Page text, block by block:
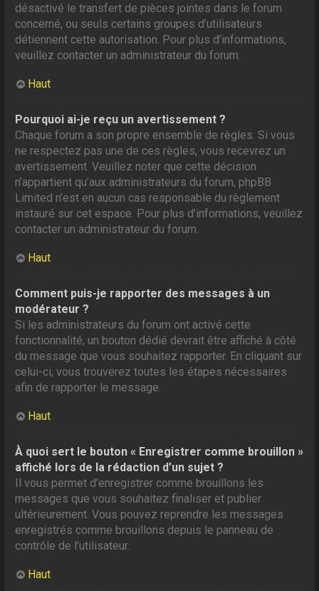
désactivé le transfert de pièces jointes dans le forum
concerné, ou seuls certains groupes d’utilisateurs
détiennent cette autorisation. Pour plus d’informations,
veuillez contacter un administrateur du forum.
Haut
Pourquoi ai-je reçu un avertissement ?
Chaque forum a son propre ensemble de règles. Si vous
ne respectez pas une de ces règles, vous recevrez un
avertissement. Veuillez noter que cette décision
n’appartient qu’aux administrateurs du forum, phpBB
Limited n’est en aucun cas responsable du règlement
instauré sur cet espace. Pour plus d’informations, veuillez
contacter un administrateur du forum.
Haut
Comment puis-je rapporter des messages à un
modérateur ?
Si les administrateurs du forum ont activé cette
fonctionnalité, un bouton dédié devrait être affiché à côté
du message que vous souhaitez rapporter. En cliquant sur
celui-ci, vous trouverez toutes les étapes nécessaires
afin de rapporter le message.
Haut
À quoi sert le bouton « Enregistrer comme brouillon »
affiché lors de la rédaction d’un sujet ?
Il vous permet d’enregistrer comme brouillons les
messages que vous souhaitez finaliser et publier
ultérieurement. Vous pouvez reprendre les messages
enregistrés comme brouillons depuis le panneau de
contrôle de l’utilisateur.
Haut